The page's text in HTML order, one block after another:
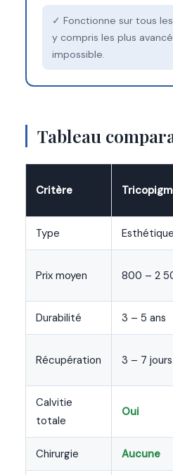
✓ Fonctionne sur tous
y compris les plus
impossible.
Tableau
Critère
Type Esthétique
Prix moyen 800 – 2
Durabilité 3 – 5 ans
Récupération 3 – 7 jours
Calvitie
totale
Oui
Chirurgie Aucune